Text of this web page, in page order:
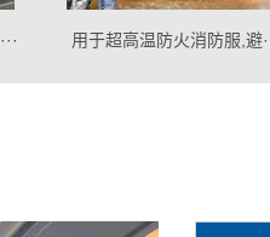
用于超高温防火消防服,避···